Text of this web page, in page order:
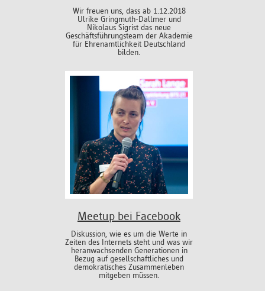
Wir freuen uns, dass ab 1.12.2018
Ulrike Gringmuth-Dallmer und
Nikolaus Sigrist das neue
Geschäftsführungsteam der Akademie
für Ehrenamtlichkeit Deutschland
bilden.
Meetup bei Facebook
Diskussion, wie es um die Werte in
Zeiten des Internets steht und was wir
heranwachsenden Generationen in
Bezug auf gesellschaftliches und
demokratisches Zusammenleben
mitgeben müssen.